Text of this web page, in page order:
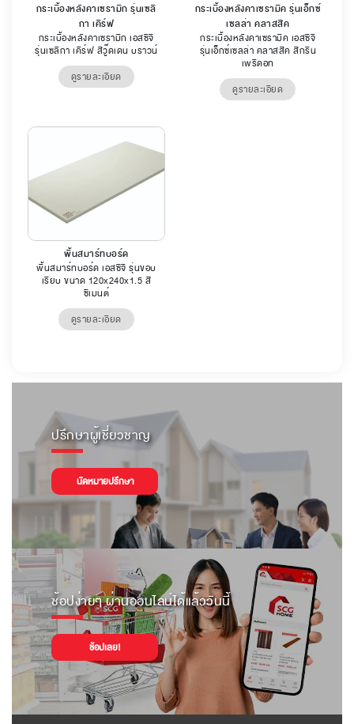
กระเบื้องหลังคาเซรามิก รุ่นเซลิ
กา เคิร์ฟ
กระเบื้องหลังคาเซรามิก เอสซีจี
รุ่นเซลิกา เคิร์ฟ สีวู๊ดเดน บราวน์
ดูรายละเอียด
กระเบื้องหลังคาเซรามิค รุ่นเอ็กซ์
เซลล่า คลาสสิค
กระเบื้องหลังคาเซรามิค เอสซีจี
รุ่นเอ็กซ์เซลล่า คลาสสิค สีกรีน
เพริดอท
ดูรายละเอียด
พื้นสมาร์ทบอร์ด
พื้นสมาร์ทบอร์ด เอสซีจี รุ่นขอบ
เรียบ ขนาด 120x240x1.5 สี
ซีเมนต์
ดูรายละเอียด
ปรึกษาผู้เชี่ยวชาญ
นัดหมายปรึกษา
ช้อปง่ายๆ ผ่านออนไลน์ได้แล้ววันนี้
ช้อปเลย!